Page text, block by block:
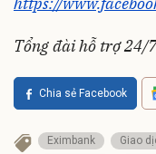
Tổng đài hỗ trợ 24/
Chia sẻ Facebook
Eximbank Giao